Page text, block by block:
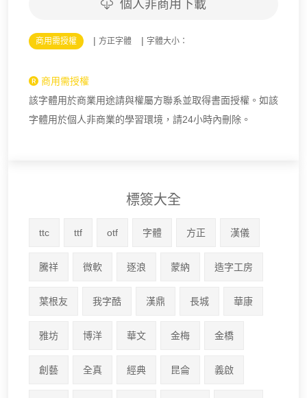
個人非商用下載
商用需授權 | 方正字體 | 字體大小：
商用需授權
該字體用於商業用途請與權屬方聯系並取得書面授權。如該
字體用於個人非商業的學習環境，請24小時內刪除。
標簽大全
ttc ttf otf 字體 方正 漢儀
騰祥 微軟 逐浪 蒙納 造字工房
葉根友 我字酷 漢鼎 長城 華康
雅坊 博洋 華文 金梅 金橋
創藝 全真 經典 昆侖 義啟